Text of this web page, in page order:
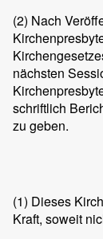
(2) Nach
nächsten
schriftlich
zu geben.
(1) Dieses
Kraft, soweit